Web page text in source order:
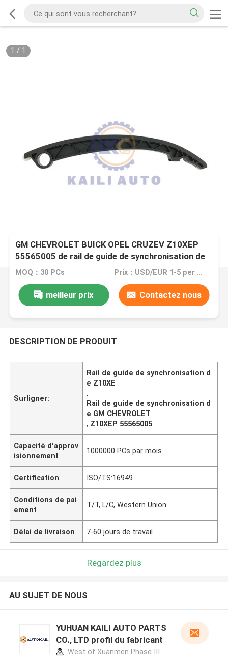
1 / 1
GM CHEVROLET BUICK OPEL CRUZEV Z10XEP
55565005 de rail de guide de synchronisation de
X10XE Z10XE
MOQ：30 PCs Prix：USD/EUR 1-5 per pcs
meilleur prix Contactez nous
DESCRIPTION DE PRODUIT
Surligner:
Rail de guide de synchronisation d
e Z10XE
,
Rail de guide de synchronisation d
e GM CHEVROLET
, Z10XEP 55565005
Capacité d'approv
isionnement
1000000 PCs par mois
Certification ISO/TS:16949
Conditions de pai
ement
T/T, L/C, Western Union
Délai de livraison 7-60 jours de travail
Regardez plus
AU SUJET DE NOUS
YUHUAN KAILI AUTO PARTS
CO., LTD profil du fabricant
West of Xuanmen Phase III